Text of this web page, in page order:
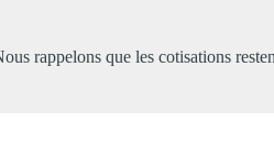
rappelons que les cotisations